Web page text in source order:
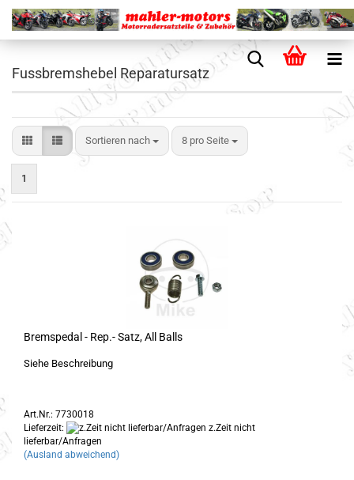
Fussbremshebel Reparatursatz
Sortieren nach 8 pro Seite
1
Bremspedal - Rep.- Satz, All Balls
Siehe Beschreibung
Art.Nr.: 7730018
Lieferzeit:
z.Zeit nicht
lieferbar/Anfragen
(Ausland abweichend)